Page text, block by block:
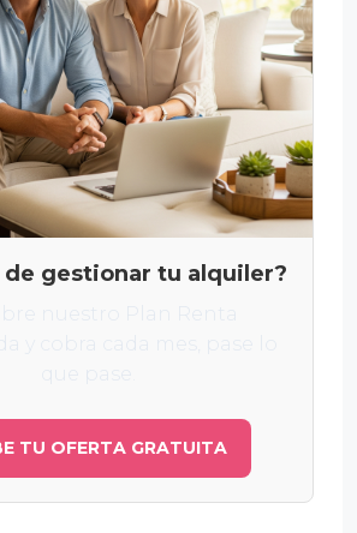
de gestionar tu alquiler?
TU OFERTA GRATUITA